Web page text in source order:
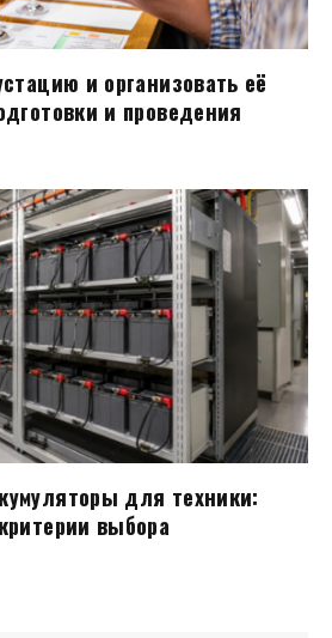
и организовать её
и проведения
для техники:
выбора